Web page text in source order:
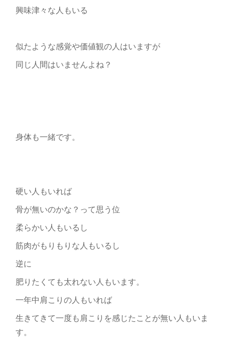
興味津々な人もいる
似たような感覚や価値観の人はいますが
同じ人間はいませんよね？
身体も一緒です。
硬い人もいれば
骨が無いのかな？って思う位
柔らかい人もいるし
筋肉がもりもりな人もいるし
逆に
肥りたくても太れない人もいます。
一年中肩こりの人もいれば
生きてきて一度も肩こりを感じたことが無い人もいま
す。